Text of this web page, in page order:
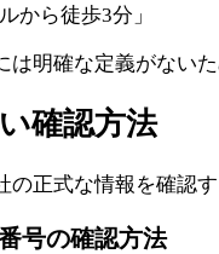
から徒歩3分」
は明確な定義がない
確認方法
の正式な情報を確認
号の確認方法